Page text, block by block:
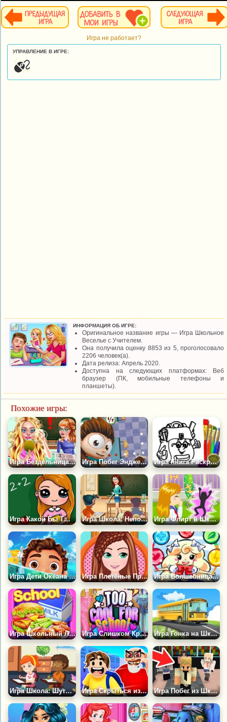
Игра не работает?
УПРАВЛЕНИЕ В ИГРЕ:
ИНФОРМАЦИЯ ОБ ИГРЕ:
Оригинальное название игры — Игра Школьное
Веселье с Учителем.
Она получила оценку 8853 из 5, проголосовало
2206 человек(а).
Дата релиза: Апрель 2020.
Доступна на следующих платформах: Веб
браузер (ПК, мобильные телефоны и
планшеты).
Похожие игры:
Игра Бездельница: Макияж на Уроке Игра Побег Энджело из Школы Игра Книга Раскрасок: Школьный Портфель
Игра Какой Бы Ты Была Учительницей? Игра Школа: Непослушный Класс Игра Флирт в Школе
Игра Дети Океана Снова в Школу Игра Плетёные Причёски в Школу Игра Волшебница Спасает Школу
Игра Школьный Ланч-бокс Игра Слишком Крутые Для Школы Игра Гонка на Школьном Автобусе
Игра Школа: Шутник в Классе Игра Скрыться из Школы Игра Побег из Школы 3Д